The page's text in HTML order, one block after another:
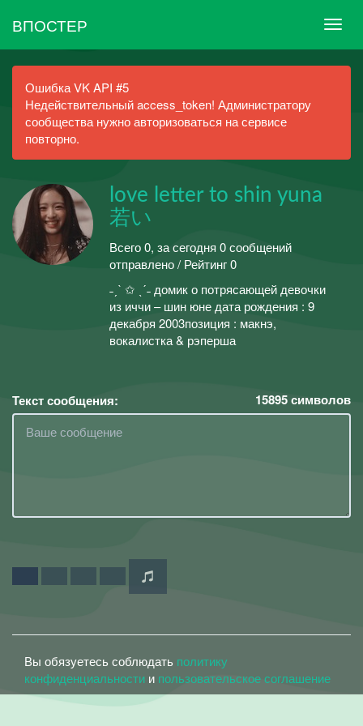
ВПОСТЕР
Ошибка VK API #5
Недействительный access_token! Администратору
сообщества нужно авторизоваться на сервисе
повторно.
love letter to shin yuna
若い
Всего 0, за сегодня 0 сообщений
отправлено / Рейтинг 0
˗ˏˋ ✩ ˎˊ˗ домик о потрясающей девочки
из иччи – шин юне дата рождения : 9
декабря 2003позиция : макнэ,
вокалистка & рэперша
Текст сообщения: 15895символов
Вы обязуетесь соблюдать политику
конфиденциальности и пользовательское соглашение